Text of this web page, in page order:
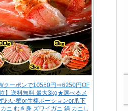
クーポンで10550円⇒6250円OF
】送料無料 最大3kg★選べるメ
わい蟹or生棒ポーションor爪下
ニ むき身 ズワイガニ 鍋 カニし